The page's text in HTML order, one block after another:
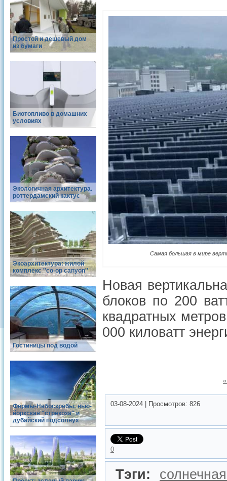
Простой и дешевый дом
из бумаги
Биотопливо в домашних
условиях
Экологичная архитектура.
роттердамский кактус
Экоархитектура: жилой
комплекс ''co-op canyon''
Гостиницы под водой
Фермы-Небоскребы: нью-
йоркская "стрекоза" и
дубайский подсолнух
Самая большая в мире
Новая
блоков по 200
квадратных
000 киловатт
03-08-2024 Просмотров: 826
0
Тэги: